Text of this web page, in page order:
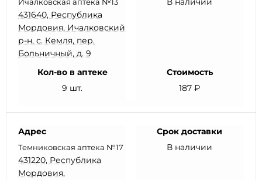
431640, Республика
Мордовия, Ичалковский
р-н, с. Кемля, пер.
Больничный, д. 9
Кол-во в аптеке
9 шт.
Стоимость
187 ₽
Адрес
Темниковская аптека №17
431220, Республика
Мордовия,
Срок доставки
В наличии